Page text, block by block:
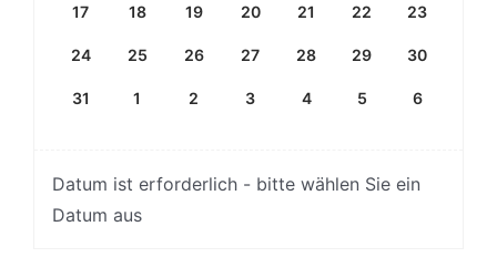
17 18 19 20 21 22 23
24 25 26 27 28 29 30
31 1 2 3 4 5 6
Datum ist erforderlich - bitte wählen Sie ein
Datum aus